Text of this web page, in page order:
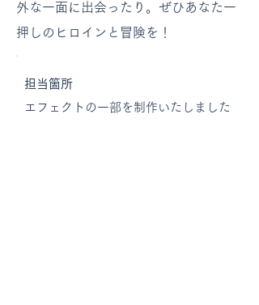
外な一面に出会ったり。ぜひあなた一
押しのヒロインと冒険を！
担当箇所
エフェクトの一部を制作いたしました